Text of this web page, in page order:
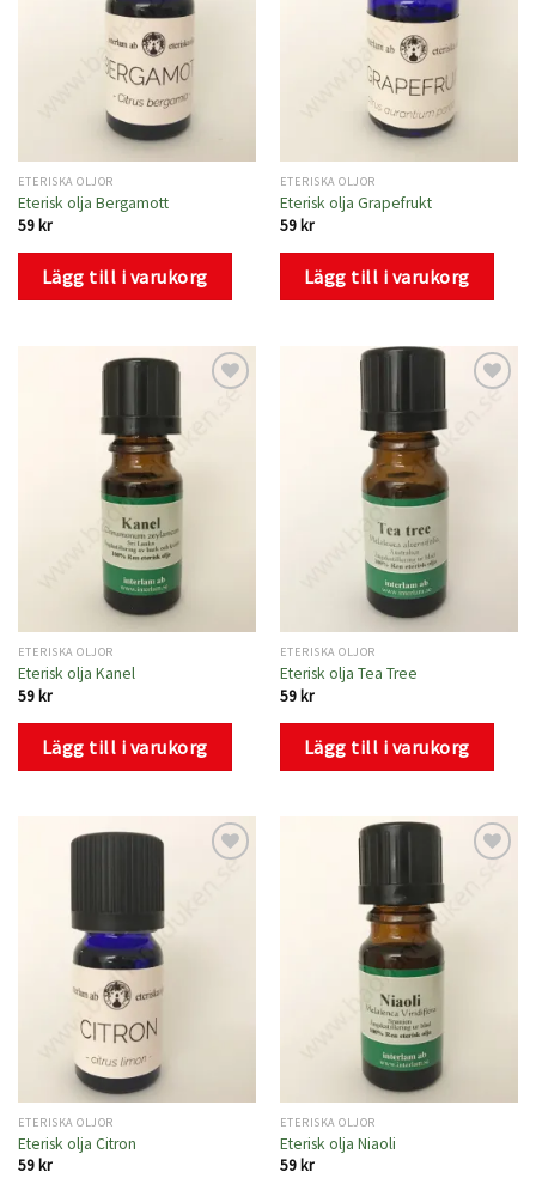
ETERISKA OLJOR
Eterisk olja Bergamott
59 kr
Lägg till i varukorg
ETERISKA OLJOR
Eterisk olja Grapefrukt
59 kr
Lägg till i varukorg
önskelistan
ETERISKA OLJOR
Eterisk olja Kanel
59 kr
Lägg till i varukorg
önskelistan
ETERISKA OLJOR
Eterisk olja Tea Tree
59 kr
Lägg till i varukorg
ETERISKA OLJOR
Eterisk olja Citron
59 kr
önskelistan
ETERISKA OLJOR
Eterisk olja Niaoli
59 kr